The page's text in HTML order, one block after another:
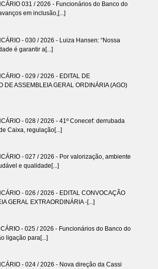
031 / 2026 - Funcionários do Banco do
em inclusão,[...]
- 030 / 2026 - Luiza Hansen: “Nossa
é garantir a[...]
- 029 / 2026 - EDITAL DE
DE ASSEMBLEIA GERAL ORDINÁRIA (AGO)
- 028 / 2026 - 41º Conecef: derrubada
Caixa, regulação[...]
- 027 / 2026 - Por valorização, ambiente
e qualidade[...]
- 026 / 2026 - EDITAL CONVOCAÇÃO
GERAL EXTRAORDINÁRIA -[...]
- 025 / 2026 - Funcionários do Banco do
ligação para[...]
- 024 / 2026 - Nova direção da Cassi